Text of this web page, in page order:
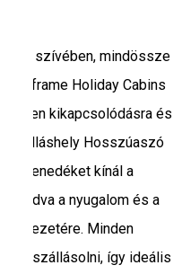
szívében, mindössze
A-frame Holiday Cabins
kikapcsolódásra és
szálláshely Hosszúaszó
menedéket kínál a
adva a nyugalom és a
élvezetére. Minden
elszállásolni, így ideális